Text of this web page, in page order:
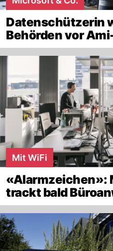
Datenschützerin
Behörden vor
Mit WiFi
«Alarmzeichen»:
trackt bald